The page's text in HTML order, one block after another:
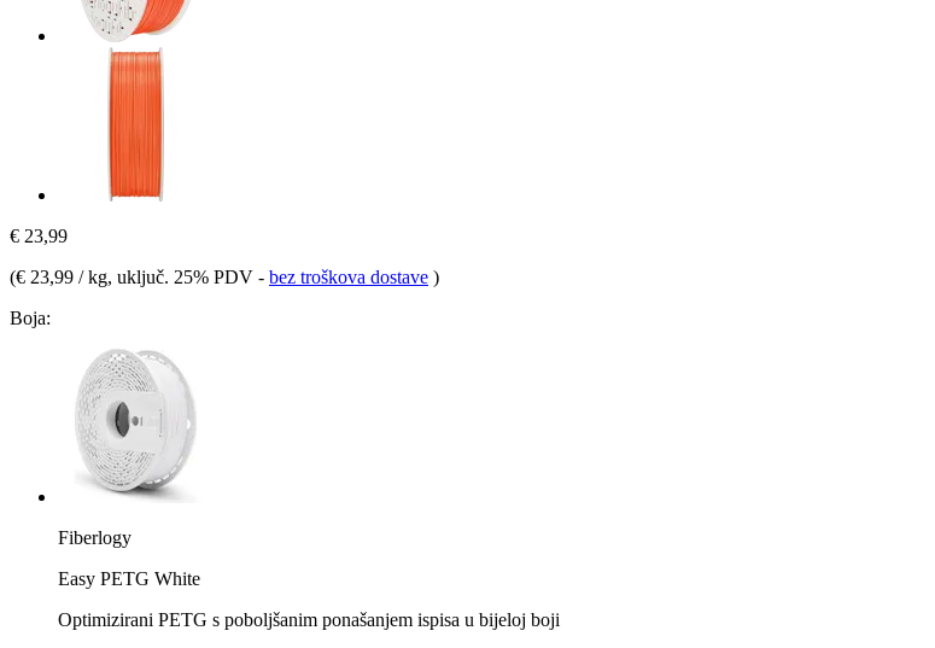
€ 23,99
(€ 23,99 / kg, uključ. 25% PDV - bez troškova dostave )
Boja:
Fiberlogy
Easy PETG White
Optimizirani PETG s poboljšanim ponašanjem ispisa u bijeloj boji